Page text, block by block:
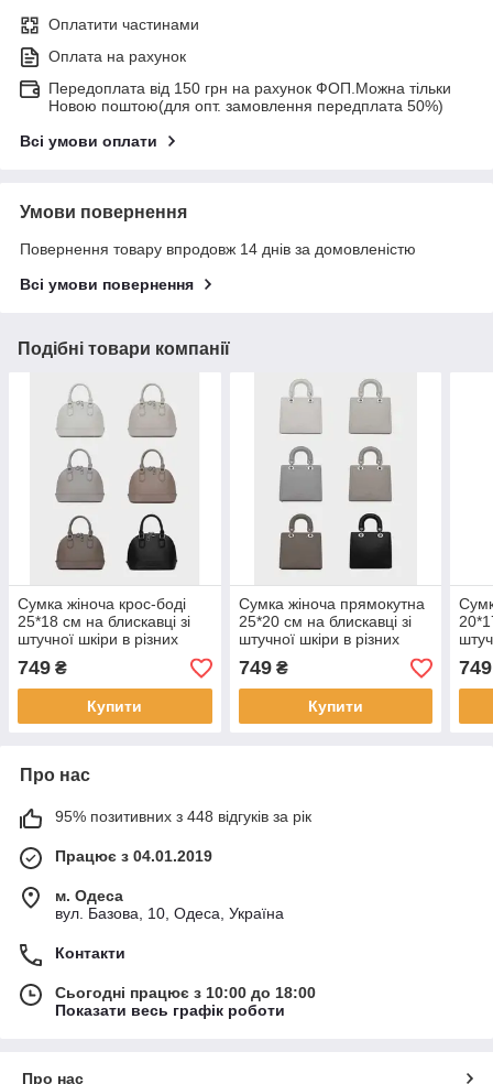
Оплатити частинами
Оплата на рахунок
Передоплата від 150 грн на рахунок ФОП.Можна тільки
Новою поштою(для опт. замовлення передплата 50%)
Всі умови оплати
Умови повернення
Повернення товару впродовж 14 днів за домовленістю
Всі умови повернення
Подібні товари компанії
Сумка жіноча крос-боді
25*18 см на блискавці зі
штучної шкіри в різних
749 ₴
Купити
Сумка жіноча прямокутна
25*20 см на блискавці зі
штучної шкіри в різних
749₴
Купити
749
Про нас
95% позитивних з 448 відгуків за рік
Працює з 04.01.2019
м. Одеса
вул. Базова, 10, Одеса, Україна
Контакти
Сьогодні працює з 10:00 до 18:00
Показати весь графік роботи
Про нас